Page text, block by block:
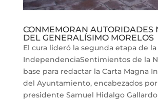
CONMEMORAN AUTORIDADES
DEL GENERALÍSIMO MORELOS
El cura lideró la segunda etapa de la
IndependenciaSentimientos de la
base para redactar la Carta Magna
del Ayuntamiento, encabezados
presidente Samuel Hidalgo